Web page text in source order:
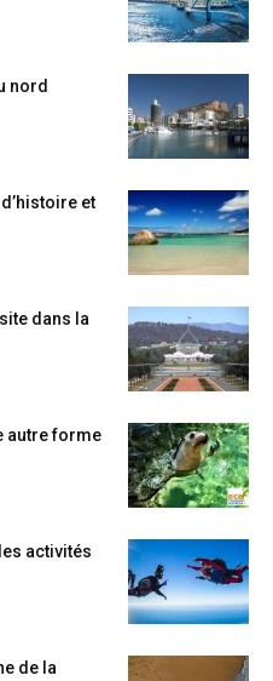
nord
d’histoire et
dans la
autre forme
activités
de la